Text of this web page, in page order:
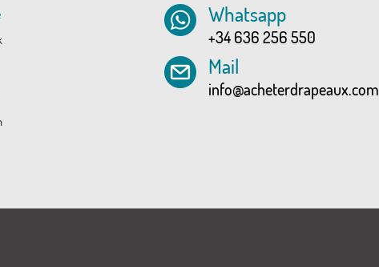
Whatsapp
+34 636 256 550
Mail
info@acheterdrapeaux.com